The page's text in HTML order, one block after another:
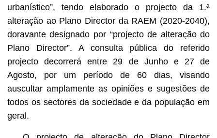
urbanístico”, tendo elaborado o projecto da 1.ª
alteração ao Plano Director da RAEM (2020-2040),
doravante designado por “projecto de alteração do
Plano Director”. A consulta pública do referido
projecto decorrerá entre 29 de Junho e 27 de
Agosto, por um período de 60 dias, visando
auscultar amplamente as opiniões e sugestões de
todos os sectores da sociedade e da população em
geral.